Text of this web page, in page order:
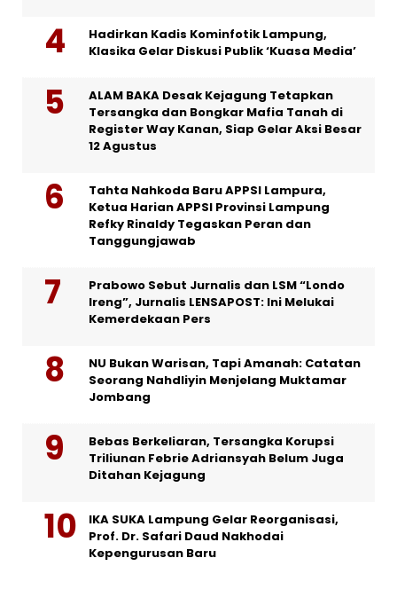
Hadirkan Kadis Kominfotik Lampung,
Klasika Gelar Diskusi Publik ‘Kuasa Media’
ALAM BAKA Desak Kejagung Tetapkan
Tersangka dan Bongkar Mafia Tanah di
Register Way Kanan, Siap Gelar Aksi Besar
12 Agustus
Tahta Nahkoda Baru APPSI Lampura,
Ketua Harian APPSI Provinsi Lampung
Refky Rinaldy Tegaskan Peran dan
Tanggungjawab
Prabowo Sebut Jurnalis dan LSM “Londo
Ireng”, Jurnalis LENSAPOST: Ini Melukai
Kemerdekaan Pers
NU Bukan Warisan, Tapi Amanah: Catatan
Seorang Nahdliyin Menjelang Muktamar
Jombang
Bebas Berkeliaran, Tersangka Korupsi
Triliunan Febrie Adriansyah Belum Juga
Ditahan Kejagung
IKA SUKA Lampung Gelar Reorganisasi,
Prof. Dr. Safari Daud Nakhodai
Kepengurusan Baru